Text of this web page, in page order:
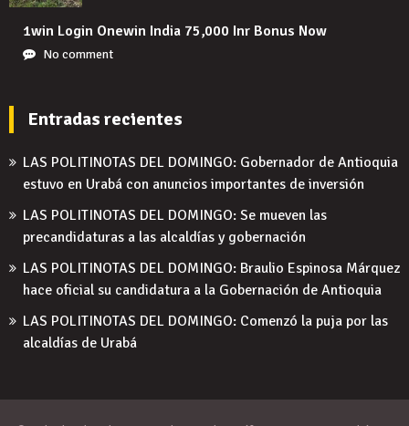
1win Login Onewin India 75,000 Inr Bonus Now
No comment
Entradas recientes
LAS POLITINOTAS DEL DOMINGO: Gobernador de Antioquia
estuvo en Urabá con anuncios importantes de inversión
LAS POLITINOTAS DEL DOMINGO: Se mueven las
precandidaturas a las alcaldías y gobernación
LAS POLITINOTAS DEL DOMINGO: Braulio Espinosa Márquez
hace oficial su candidatura a la Gobernación de Antioquia
LAS POLITINOTAS DEL DOMINGO: Comenzó la puja por las
alcaldías de Urabá